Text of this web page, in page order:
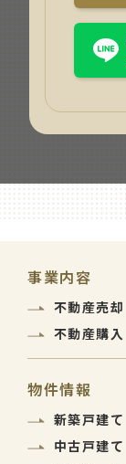
事業内容
不動産売却
不動産購入
物件情報
新築戸建て
中古戸建て